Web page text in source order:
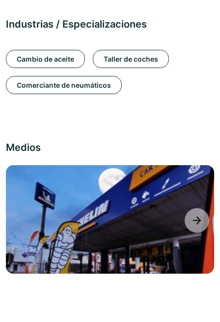
Industrias / Especializaciones
Cambio de aceite Taller de coches
Comerciante de neumáticos
Medios
next